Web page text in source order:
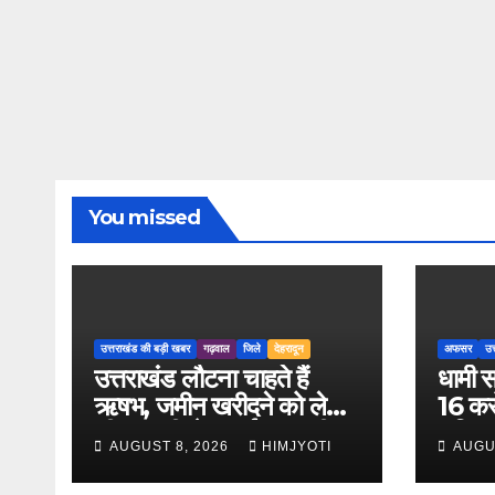
You missed
उत्तराखंड की बड़ी खबर गढ़वाल जिले देहरादून
उत्तराखंड लौटना चाहते हैं
ऋषभ, जमीन खरीदने को लेकर
सीएम धामी से लगाई मदद की
गुहार
AUGUST 8, 2026 HIMJYOTI
अफसर
धामी
16
तीन